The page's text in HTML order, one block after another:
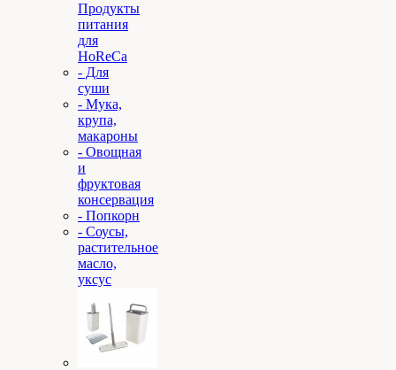
Продукты
питания
для
HoReCa
- Для
суши
- Мука,
крупа,
макароны
- Овощная
и
фруктовая
консервация
- Попкорн
- Соусы,
растительное
масло,
уксус